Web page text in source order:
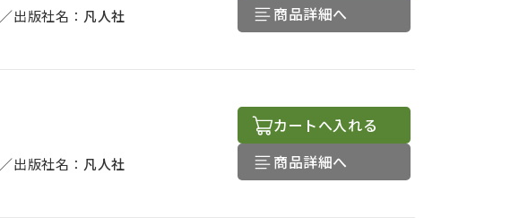
出版社名： 凡人社
商品詳細へ
出版社名： 凡人社
カートへ入れる
商品詳細へ